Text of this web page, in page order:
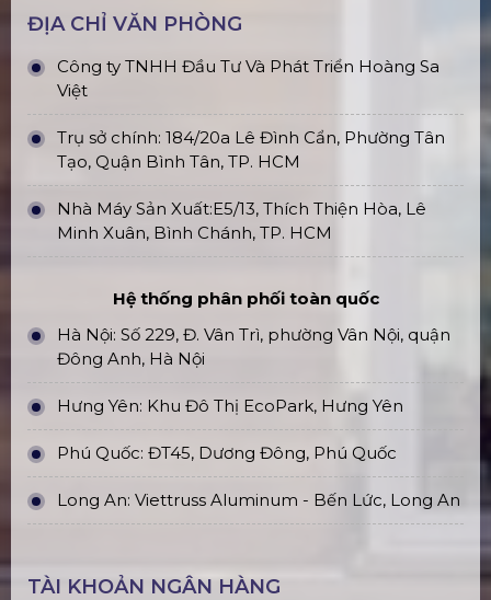
ĐỊA CHỈ VĂN PHÒNG
Công ty TNHH Đầu Tư Và Phát Triển Hoàng Sa
Việt
Trụ sở chính: 184/20a Lê Đình Cẩn, Phường Tân
Tạo, Quận Bình Tân, TP. HCM
Nhà Máy Sản Xuất:E5/13, Thích Thiện Hòa, Lê
Minh Xuân, Bình Chánh, TP. HCM
Hệ thống phân phối toàn quốc
Hà Nội: Số 229, Đ. Vân Trì, phường Vân Nội, quận
Đông Anh, Hà Nội
Hưng Yên: Khu Đô Thị EcoPark, Hưng Yên
Phú Quốc: ĐT45, Dương Đông, Phú Quốc
Long An: Viettruss Aluminum - Bến Lức, Long An
TÀI KHOẢN NGÂN HÀNG